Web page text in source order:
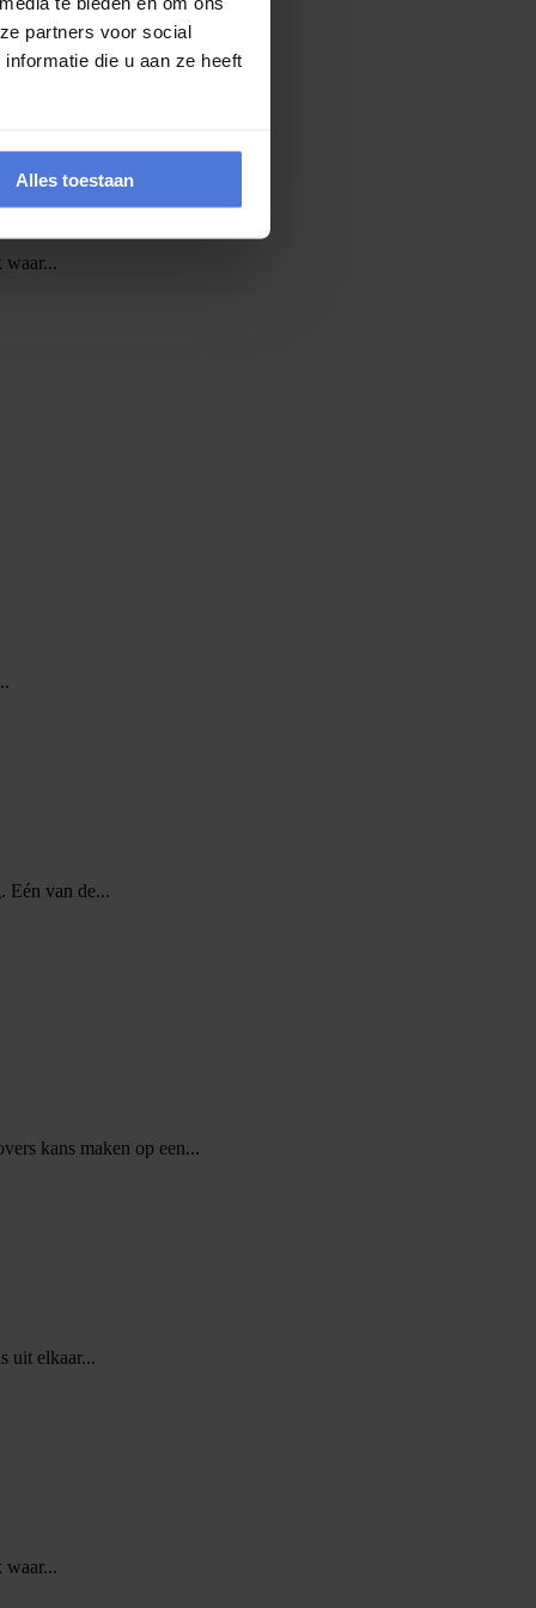
partners voor social
die u aan ze heeft
Alles toestaan
elkaar...
waar...
Eén van de...
kans maken op een...
uit elkaar...
waar...